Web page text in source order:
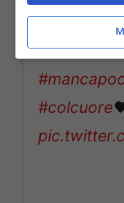
d'Urso
#staytuned
#colcuore